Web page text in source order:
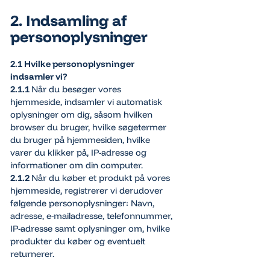
2. Indsamling af
personoplysninger
2.1 Hvilke personoplysninger
indsamler vi?
2.1.1 Når du besøger vores
hjemmeside, indsamler vi automatisk
oplysninger om dig, såsom hvilken
browser du bruger, hvilke søgetermer
du bruger på hjemmesiden, hvilke
varer du klikker på, IP-adresse og
informationer om din computer.
2.1.2 Når du køber et produkt på vores
hjemmeside, registrerer vi derudover
følgende personoplysninger: Navn,
adresse, e-mailadresse, telefonnummer,
IP-adresse samt oplysninger om, hvilke
produkter du køber og eventuelt
returnerer.